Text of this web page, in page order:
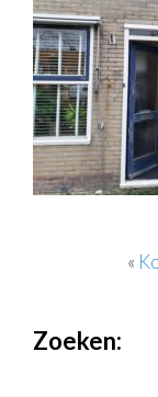
«
Zoeken: